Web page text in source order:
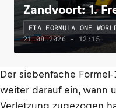
Zandvoort: 1.
FIA FORMULA ONE
21.08.2026 - 12:15
Der siebenfache
weiter darauf ein, wann
Verletzung zugezogen